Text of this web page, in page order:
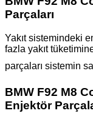
Parçaları
Yakıt sistemindeki
fazla yakıt
parçaları sistemin
BMW F92 M8
Enjektör